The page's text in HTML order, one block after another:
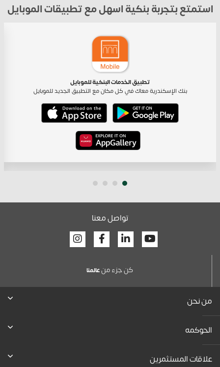
استمتع بتجربة بنكية اسهل مع تطبيقات الموبايل
تطبيق الخدمات البنكية للموبايل
بنك الإسكندرية معاك في كل مكان مع التطبيق الجديد للموبايل
تواصل معنا
Youtube
Linkedin
Facebook
كن جزء منعالمنا
من نحن
الحوكمه
علاقات المستثمرين